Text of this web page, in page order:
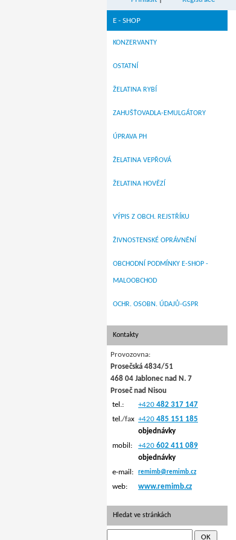
E - SHOP
KONZERVANTY
OSTATNÍ
ŽELATINA RYBÍ
ZAHUŠŤOVADLA-EMULGÁTORY
ÚPRAVA PH
ŽELATINA VEPŘOVÁ
ŽELATINA HOVĚZÍ
VÝPIS Z OBCH. REJSTŘÍKU
ŽIVNOSTENSKÉ OPRÁVNĚNÍ
OBCHODNÍ PODMÍNKY E-SHOP -
MALOOBCHOD
OCHR. OSOBN. ÚDAJŮ-GSPR
Kontakty
Provozovna:
Prosečská 4834/51
468 04 Jablonec nad N. 7
Proseč nad Nisou
tel.:
+420 482 317 147
tel./fax +420 485 151 185
objednávky
mobil:
+420 602 411 089
objednávky
e-mail:
remimb@remimb.cz
web: www.remimb.cz
Hledat ve stránkách